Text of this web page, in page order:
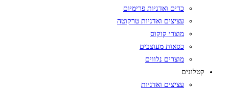
כדים ואדניות פרימיום
עציצים ואדניות טרקוטה
מוצרי קוקוס
כסאות מעוצבים
מוצרים נלווים
קטלוגים
עציצים ואדניות